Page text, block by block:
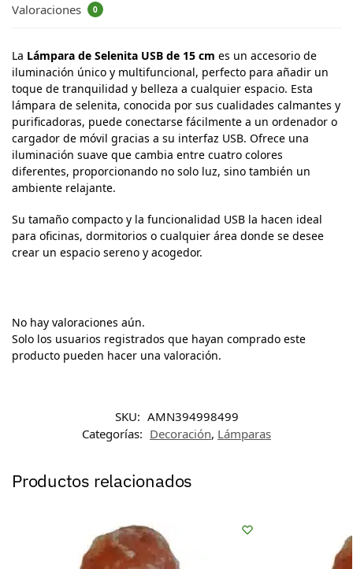
Valoraciones 0
La Lámpara de Selenita USB de 15 cm es un accesorio de
iluminación único y multifuncional, perfecto para añadir un
toque de tranquilidad y belleza a cualquier espacio. Esta
lámpara de selenita, conocida por sus cualidades calmantes y
purificadoras, puede conectarse fácilmente a un ordenador o
cargador de móvil gracias a su interfaz USB. Ofrece una
iluminación suave que cambia entre cuatro colores
diferentes, proporcionando no solo luz, sino también un
ambiente relajante.
Su tamaño compacto y la funcionalidad USB la hacen ideal
para oficinas, dormitorios o cualquier área donde se desee
crear un espacio sereno y acogedor.
No hay valoraciones aún.
Solo los usuarios registrados que hayan comprado este
producto pueden hacer una valoración.
SKU: AMN394998499
Categorías: Decoración, Lámparas
Productos relacionados